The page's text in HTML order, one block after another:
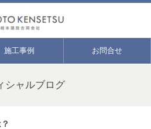
施工事例 お問合せ
シャルブログ